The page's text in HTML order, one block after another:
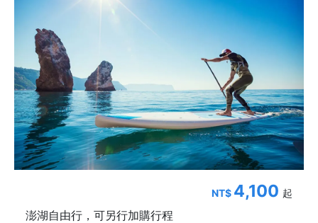
NT$ 4,100 起
澎湖自由行，可另行加購行程